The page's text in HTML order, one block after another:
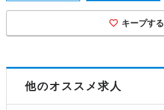
キープする
他のオススメ求人